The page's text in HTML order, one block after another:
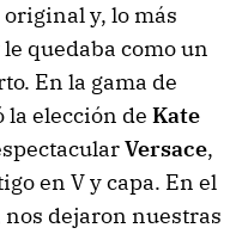
y, lo más
quedaba como un
En la gama de
elección de Kate
Versace,
en V y capa. En el
dejaron nuestras